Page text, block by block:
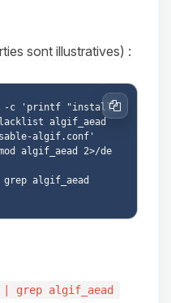
sont illustratives) :
sh -c 'printf "install
algif_aead
algif.conf'
algif_aead 2>/de
grep algif_aead
Copier
| grep algif_aead